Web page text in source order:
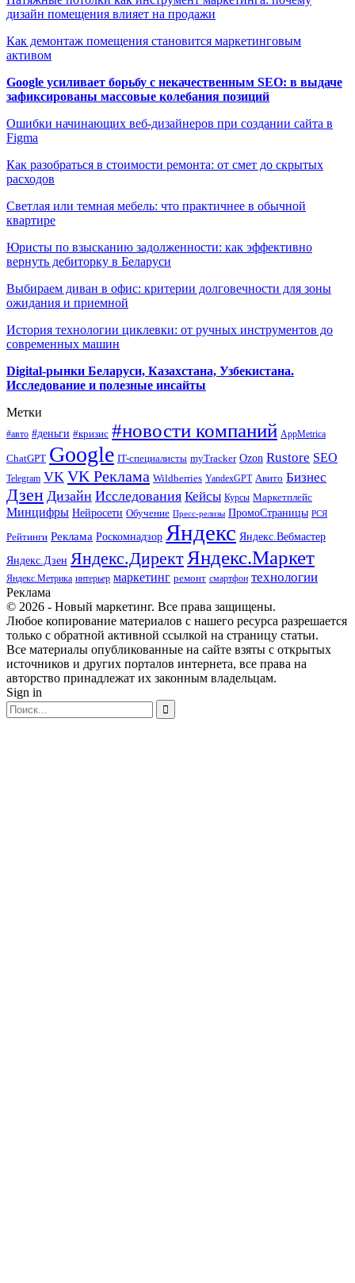
дизайн помещения влияет на продажи
Как демонтаж помещения становится маркетинговым
активом
Google усиливает борьбу с некачественным SEO: в выдаче
зафиксированы массовые колебания позиций
Ошибки начинающих веб-дизайнеров при создании сайта в
Figma
Как разобраться в стоимости ремонта: от смет до скрытых
расходов
Светлая или темная мебель: что практичнее в обычной
квартире
Юристы по взысканию задолженности: как эффективно
вернуть дебиторку в Беларуси
Выбираем диван в офис: критерии долговечности для зоны
ожидания и приемной
История технологии циклевки: от ручных инструментов до
современных машин
Digital-рынки Беларуси, Казахстана, Узбекистана.
Исследование и полезные инсайты
Метки
#авто #деньги #кризис #новости компаний AppMetrica
ChatGPT Google IT-специалисты myTracker Ozon Rustore SEO
Telegram VK VK Реклама Wildberries YandexGPT Авито Бизнес
Дзен Дизайн Исследования Кейсы Курсы Маркетплейс
Минцифры Нейросети Обучение Пресс-релизы ПромоСтраницы РСЯ
Рейтинги Реклама Роскомнадзор Яндекс Яндекс.Вебмастер
Яндекс.Дзен Яндекс.ДиректЯндекс.Маркет
Яндекс.Метрика интерьер маркетинг ремонт смартфон технологии
Реклама
© 2026 - Новый маркетинг. Все права защищены.
Любое копирование материалов с нашего ресурса разрешается
только с обратной активной ссылкой на страницу статьи.
Все материалы опубликованные на сайте взяты с открытых
источников и других порталов интернета, все права на
авторство принадлежат их законным владельцам.
Sign in